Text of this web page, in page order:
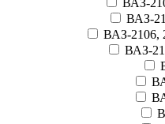
ВАЗ-
ВАЗ-2106,
ВАЗ-